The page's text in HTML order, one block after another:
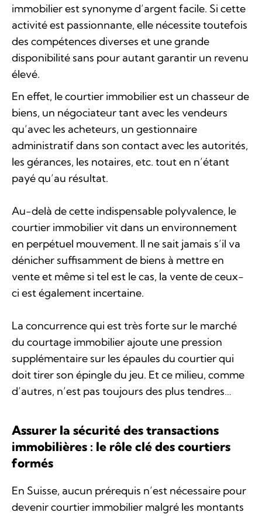
immobilier est synonyme d’argent facile. Si cette
activité est passionnante, elle nécessite toutefois
des compétences diverses et une grande
disponibilité sans pour autant garantir un revenu
élevé.
En effet, le courtier immobilier est un chasseur de
biens, un négociateur tant avec les vendeurs
qu’avec les acheteurs, un gestionnaire
administratif dans son contact avec les autorités,
les gérances, les notaires, etc. tout en n’étant
payé qu’au résultat.
Au-delà de cette indispensable polyvalence, le
courtier immobilier vit dans un environnement
en perpétuel mouvement. Il ne sait jamais s’il va
dénicher suffisamment de biens à mettre en
vente et même si tel est le cas, la vente de ceux-
ci est également incertaine.
La concurrence qui est très forte sur le marché
du courtage immobilier ajoute une pression
supplémentaire sur les épaules du courtier qui
doit tirer son épingle du jeu. Et ce milieu, comme
d’autres, n’est pas toujours des plus tendres…
Assurer la sécurité des transactions
immobilières : le rôle clé des courtiers
formés
En Suisse, aucun prérequis n’est nécessaire pour
devenir courtier immobilier malgré les montants